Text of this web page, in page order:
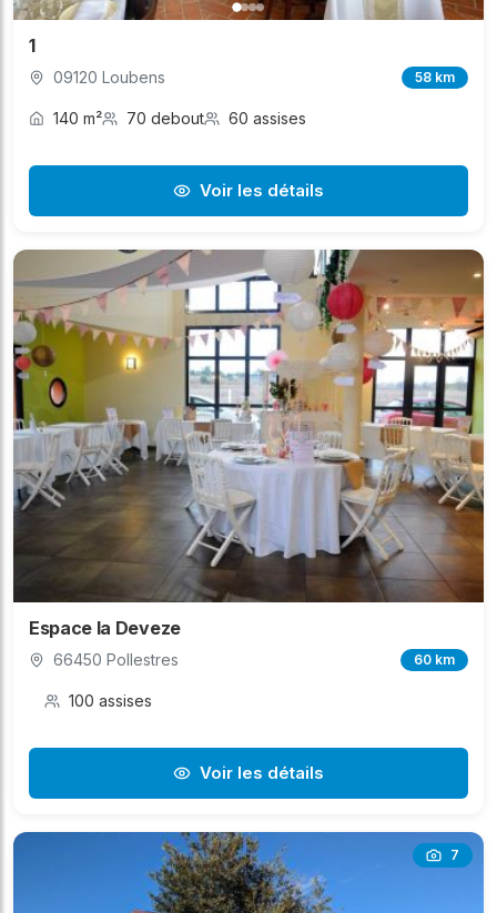
1
09120 Loubens 58 km
140 m² 70 debout 60 assises
Voir les détails
Espace la Deveze
66450 Pollestres 60 km
100 assises
Voir les détails
7